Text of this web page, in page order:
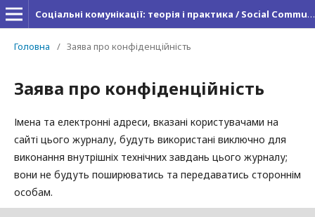
Соціальні комунікації: теорія і практика / Social Communications: Theory and Practice
Головна / Заява про конфіденційність
Заява про конфіденційність
Імена та електронні адреси, вказані користувачами на
сайті цього журналу, будуть використані виключно для
виконання внутрішніх технічних завдань цього журналу;
вони не будуть поширюватись та передаватись стороннім
особам.